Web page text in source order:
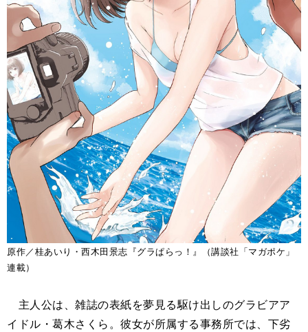
原作／桂あいり・西木田景志『グラぱらっ！』（講談社「マガポケ」
連載）
主人公は、雑誌の表紙を夢見る駆け出しのグラビアア
イドル・葛木さくら。彼女が所属する事務所では、下劣